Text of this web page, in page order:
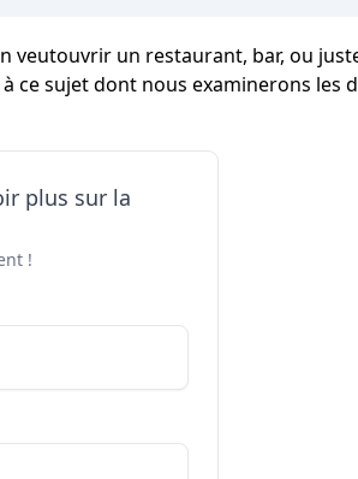
veutouvrir un restaurant, bar, ou
ce sujet dont nous examinerons les
plus sur la
!